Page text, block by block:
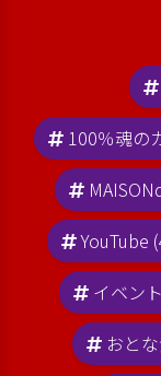
100％魂の
YouTube
イベン
おと